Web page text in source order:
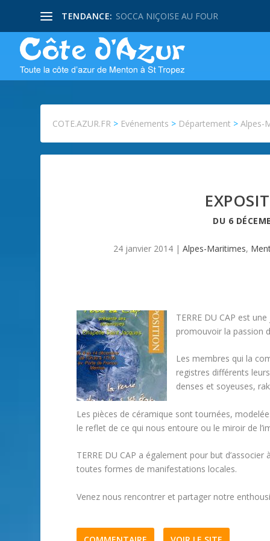
TENDANCE: SOCCA NIÇOISE AU FOUR
COTE.AZUR.FR > Evénements > Département >Alpes-
DU 6
24 janvier 2014 |Alpes-Maritimes,
TERRE DU CAP est
promouvoir la passion
Les membres qui la
registres différents
denses et soyeuses,
Les pièces de céramique sont tournées,
le reflet de ce qui nous entoure ou le miroir de
TERRE DU CAP a également pour but
toutes formes de manifestations locales.
Venez nous rencontrer et partager notre